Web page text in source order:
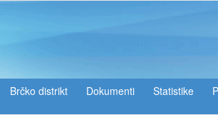
Brčko distrikt Dokumenti Statistike